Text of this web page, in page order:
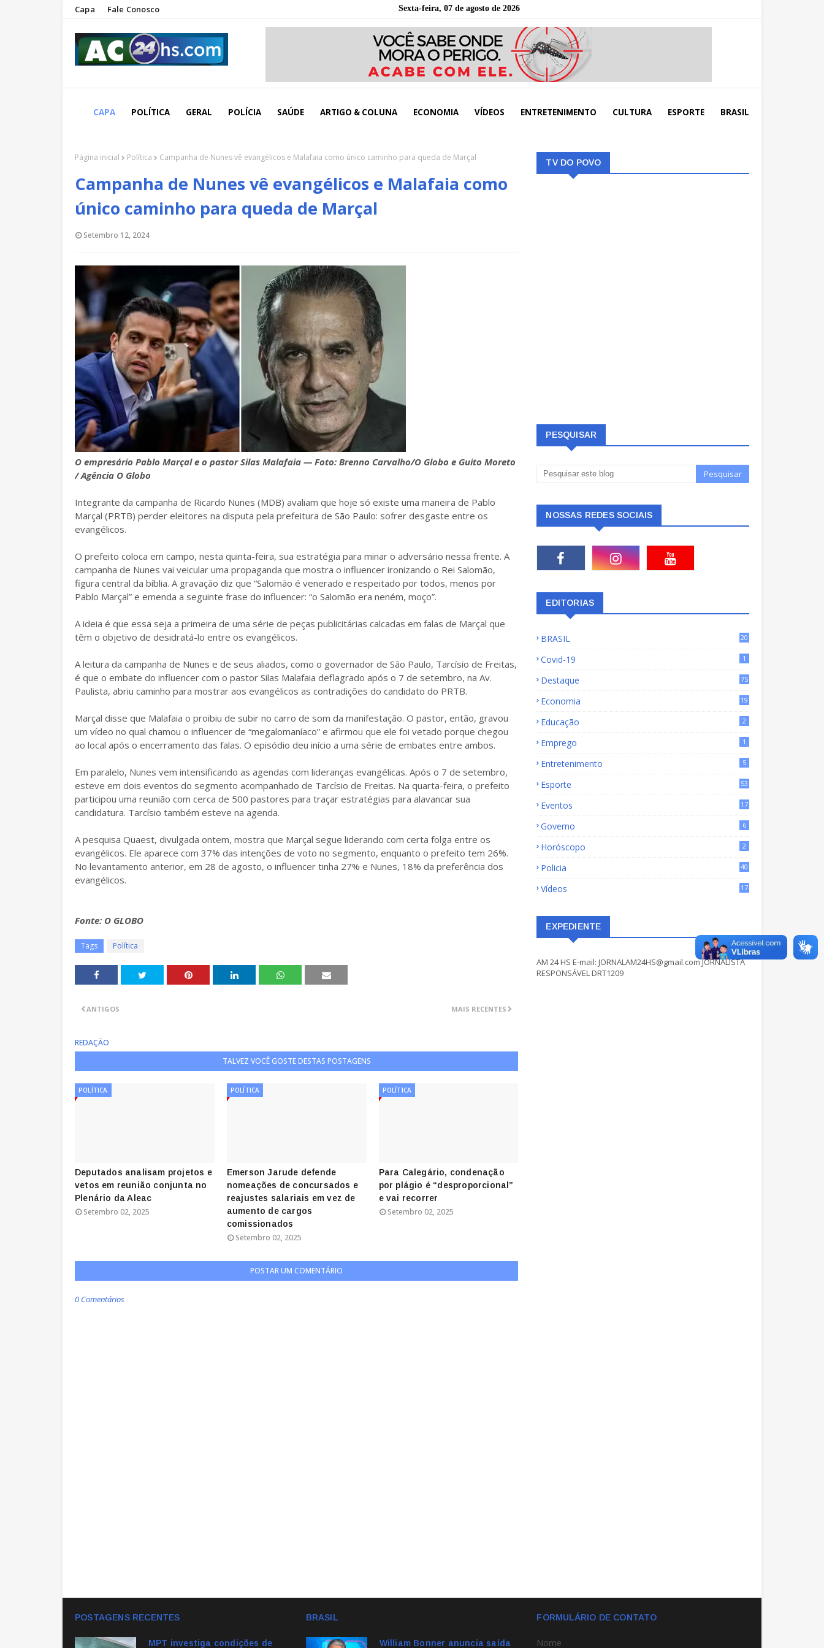
Capa Fale Conosco Sexta-feira, 07 de agosto de 2026
CAPA POLÍTICA GERAL POLÍCIA SAÚDE ARTIGO & COLUNA ECONOMIA VÍDEOS ENTRETENIMENTO CULTURA ESPORTE BRASIL
Página inicial Política Campanha de Nunes vê evangélicos e Malafaia como único caminho para queda de Marçal
Campanha de Nunes vê evangélicos e Malafaia como
único caminho para queda de Marçal
Setembro 12, 2024
O empresário Pablo Marçal e o pastor Silas Malafaia — Foto: Brenno Carvalho/O Globo e Guito Moreto
/ Agência O Globo
Integrante da campanha de Ricardo Nunes (MDB) avaliam que hoje só existe uma maneira de Pablo
Marçal (PRTB) perder eleitores na disputa pela prefeitura de São Paulo: sofrer desgaste entre os
evangélicos.
O prefeito coloca em campo, nesta quinta-feira, sua estratégia para minar o adversário nessa frente. A
campanha de Nunes vai veicular uma propaganda que mostra o influencer ironizando o Rei Salomão,
figura central da bíblia. A gravação diz que “Salomão é venerado e respeitado por todos, menos por
Pablo Marçal” e emenda a seguinte frase do influencer: “o Salomão era neném, moço”.
A ideia é que essa seja a primeira de uma série de peças publicitárias calcadas em falas de Marçal que
têm o objetivo de desidratá-lo entre os evangélicos.
A leitura da campanha de Nunes e de seus aliados, como o governador de São Paulo, Tarcísio de Freitas,
é que o embate do influencer com o pastor Silas Malafaia deflagrado após o 7 de setembro, na Av.
Paulista, abriu caminho para mostrar aos evangélicos as contradições do candidato do PRTB.
Marçal disse que Malafaia o proibiu de subir no carro de som da manifestação. O pastor, então, gravou
um vídeo no qual chamou o influencer de “megalomaníaco” e afirmou que ele foi vetado porque chegou
ao local após o encerramento das falas. O episódio deu início a uma série de embates entre ambos.
Em paralelo, Nunes vem intensificando as agendas com lideranças evangélicas. Após o 7 de setembro,
esteve em dois eventos do segmento acompanhado de Tarcísio de Freitas. Na quarta-feira, o prefeito
participou uma reunião com cerca de 500 pastores para traçar estratégias para alavancar sua
candidatura. Tarcísio também esteve na agenda.
A pesquisa Quaest, divulgada ontem, mostra que Marçal segue liderando com certa folga entre os
evangélicos. Ele aparece com 37% das intenções de voto no segmento, enquanto o prefeito tem 26%.
No levantamento anterior, em 28 de agosto, o influencer tinha 27% e Nunes, 18% da preferência dos
evangélicos.
Fonte: O GLOBO
Tags Política
MAIS RECENTES
ANTIGOS
REDAÇÃO
TALVEZ VOCÊ GOSTE DESTAS POSTAGENS
POLÍTICA
Deputados analisam projetos e
vetos em reunião conjunta no
Plenário da Aleac
Setembro 02, 2025
POLÍTICA
Emerson Jarude defende
nomeações de concursados e
reajustes salariais em vez de
aumento de cargos
comissionados
Setembro 02, 2025
POLÍTICA
Para Calegário, condenação
por plágio é “desproporcional”
e vai recorrer
Setembro 02, 2025
POSTAR UM COMENTÁRIO
0 Comentários
TV DO POVO
PESQUISAR
NOSSAS REDES SOCIAIS
EDITORIAS
BRASIL
20
Covid-19 1
Destaque
75
Economia
19
Educação 2
Emprego 1
Entretenimento 5
Esporte 53
Eventos 17
Governo 6
Horóscopo 2
Policia 40
Vídeos 17
EXPEDIENTE
AM 24 HS E-mail: JORNALAM24HS@gmail.com JORNALISTA
RESPONSÁVEL DRT1209
POSTAGENS RECENTES
MPT investiga condições de
BRASIL
William Bonner anuncia saída
FORMULÁRIO DE CONTATO
Nome